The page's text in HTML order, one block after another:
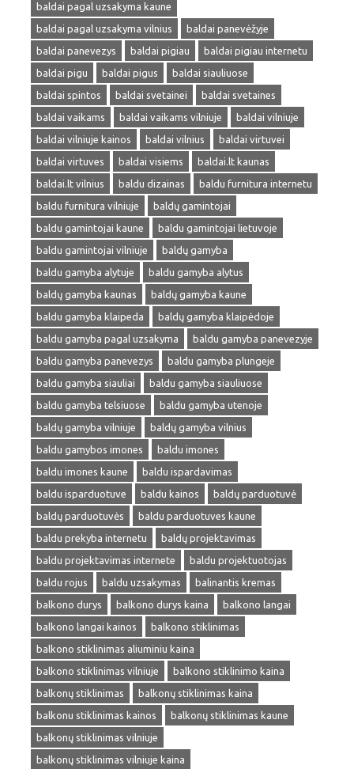
baldai pagal uzsakyma kaune
baldai pagal uzsakyma vilnius
baldai panevėžyje
baldai panevezys
baldai pigiau
baldai pigiau internetu
baldai pigu
baldai pigus
baldai siauliuose
baldai spintos
baldai svetainei
baldai svetaines
baldai vaikams
baldai vaikams vilniuje
baldai vilniuje
baldai vilniuje kainos
baldai vilnius
baldai virtuvei
baldai virtuves
baldai visiems
baldai.lt kaunas
baldai.lt vilnius
baldu dizainas
baldu furnitura internetu
baldu furnitura vilniuje
baldų gamintojai
baldu gamintojai kaune
baldu gamintojai lietuvoje
baldu gamintojai vilniuje
baldų gamyba
baldu gamyba alytuje
baldu gamyba alytus
baldų gamyba kaunas
baldų gamyba kaune
baldu gamyba klaipeda
baldų gamyba klaipėdoje
baldu gamyba pagal uzsakyma
baldu gamyba panevezyje
baldu gamyba panevezys
baldu gamyba plungeje
baldu gamyba siauliai
baldu gamyba siauliuose
baldu gamyba telsiuose
baldu gamyba utenoje
baldų gamyba vilniuje
baldų gamyba vilnius
baldu gamybos imones
baldu imones
baldu imones kaune
baldu ispardavimas
baldu isparduotuve
baldu kainos
baldų parduotuvė
baldų parduotuvės
baldu parduotuves kaune
baldu prekyba internetu
baldų projektavimas
baldu projektavimas internete
baldu projektuotojas
baldu rojus
baldu uzsakymas
balinantis kremas
balkono durys
balkono durys kaina
balkono langai
balkono langai kainos
balkono stiklinimas
balkono stiklinimas aliuminiu kaina
balkono stiklinimas vilniuje
balkono stiklinimo kaina
balkonų stiklinimas
balkonų stiklinimas kaina
balkonu stiklinimas kainos
balkonų stiklinimas kaune
balkonų stiklinimas vilniuje
balkonų stiklinimas vilniuje kaina